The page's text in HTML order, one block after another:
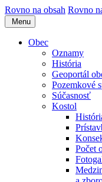
Rovno na obsah Rovno
Menu
Obec
Oznamy
História
Geoportál
Pozemkové
Súčasnosť
Kostol
Počet